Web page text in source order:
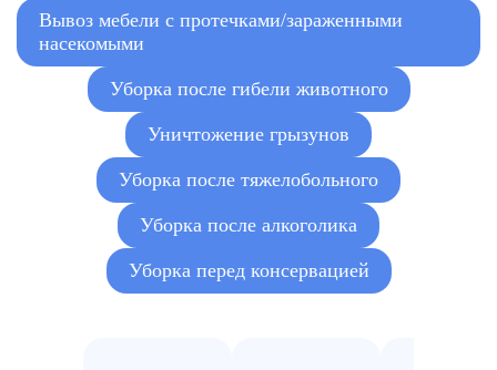
Вывоз мебели с протечками/зараженными
насекомыми
Уборка после гибели животного
Уничтожение грызунов
Уборка после тяжелобольного
Уборка после алкоголика
Уборка перед консервацией